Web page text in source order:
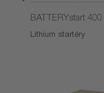
BATTERYstart 400
Lithium startéry